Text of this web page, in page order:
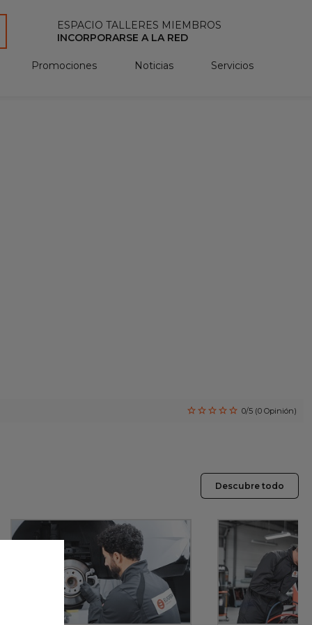
ESPACIO TALLERES MIEMBROS
INCORPORARSE A LA RED
Promociones Noticias Servicios
0/5 (0 Opinión)
Descubre todo